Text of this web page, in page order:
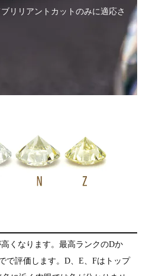
リリアントカットのみに適応さ
くなります。最高ランクのDか
で評価します。D、E、Fはトップ